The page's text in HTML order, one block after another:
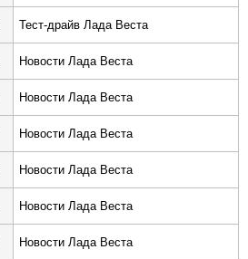
Тест-драйв Лада Веста
Новости Лада Веста
Новости Лада Веста
Новости Лада Веста
Новости Лада Веста
Новости Лада Веста
Новости Лада Веста